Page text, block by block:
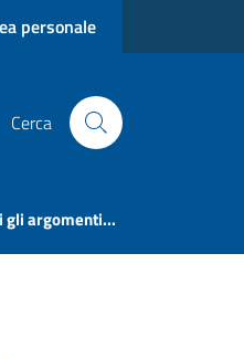
personale
Cerca
gli argomenti...